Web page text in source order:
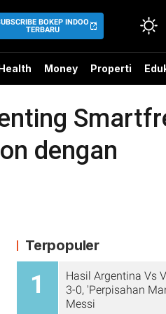
BOKEP INDOO
TERBARU
Money Properti
dengan
Terpopuler
1
Hasil Argentina Vs
3-0, 'Perpisahan
Messi